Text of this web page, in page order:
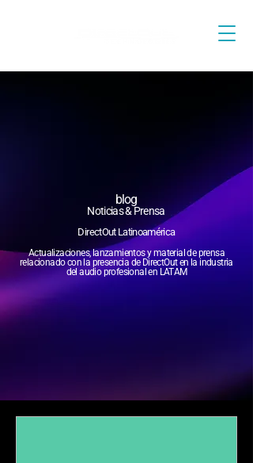
blog
Noticias & Prensa
DirectOut Latinoamérica
Actualizaciones, lanzamientos y material de prensa
relacionado con la presencia de DirectOut en la industria
del audio profesional en LATAM